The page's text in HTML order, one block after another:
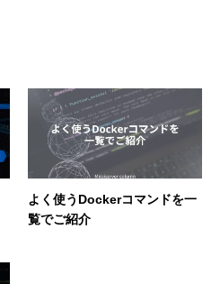
よく使うDockerコマンドを一
覧でご紹介